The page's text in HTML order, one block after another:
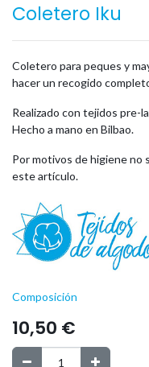
Coletero Iku
Coletero para peques y
hacer un recogido
Realizado con tejidos pre-
Hecho a mano en Bilbao.
Por motivos de higiene no
este artículo.
Composición
10,50 €